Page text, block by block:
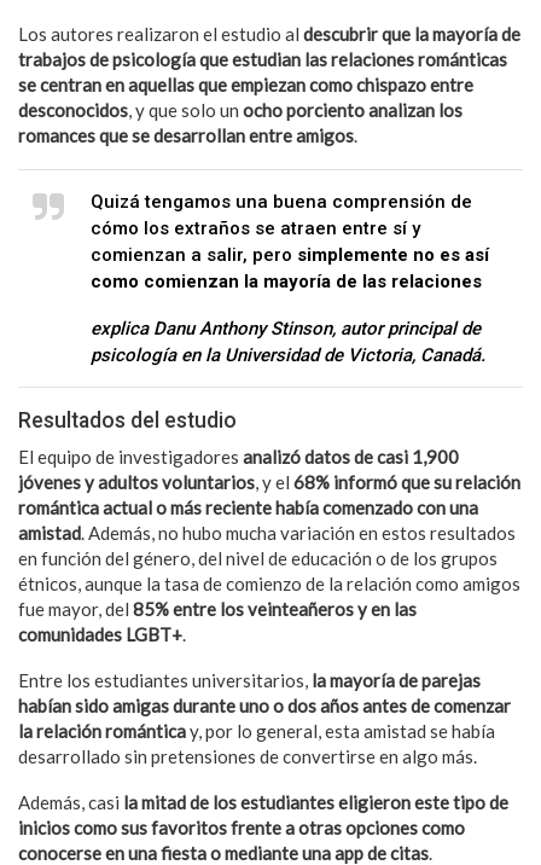
Los autores realizaron el estudio al descubrir que la mayoría de
trabajos de psicología que estudian las relaciones románticas
se centran en aquellas que empiezan como chispazo entre
desconocidos, y que solo un ocho porciento analizan los
romances que se desarrollan entre amigos.
Quizá tengamos una buena comprensión de
cómo los extraños se atraen entre sí y
comienzan a salir, pero simplemente no es así
como comienzan la mayoría de las relaciones
explica Danu Anthony Stinson, autor principal de
psicología en la Universidad de Victoria, Canadá.
Resultados del estudio
El equipo de investigadores analizó datos de casi 1,900
jóvenes y adultos voluntarios, y el 68% informó que su relación
romántica actual o más reciente había comenzado con una
amistad. Además, no hubo mucha variación en estos resultados
en función del género, del nivel de educación o de los grupos
étnicos, aunque la tasa de comienzo de la relación como amigos
fue mayor, del 85% entre los veinteañeros y en las
comunidades LGBT+.
Entre los estudiantes universitarios, la mayoría de parejas
habían sido amigas durante uno o dos años antes de comenzar
la relación románticay, por lo general, esta amistad se había
desarrollado sin pretensiones de convertirse en algo más.
Además, casi la mitad de los estudiantes eligieron este tipo de
inicios como sus favoritos frente a otras opciones como
conocerse en una fiesta o mediante una app de citas.